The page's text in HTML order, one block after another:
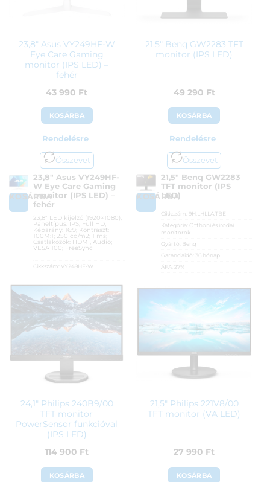
23,8″ Asus VY249HF-W
Eye Care Gaming
monitor (IPS LED) –
fehér
43 990 Ft
KOSÁRBA
Rendelésre
Összevet
KOSÁRBA
23,8″ Asus VY249HF-
W Eye Care Gaming
monitor (IPS LED) –
fehér
23,8″ LED kijelző (1920×1080);
Paneltípus: IPS; Full HD;
Képarány: 16:9; Kontraszt:
100M:1; 250 cd/m2; 1 ms;
Csatlakozók: HDMI, Audio;
VESA 100; FreeSync
Cikkszám:VY249HF-W
monitorok
Gyártó:Asus
Garanciaidő:
36 hónap
27%
Azonosító:
48902
21,5″ Benq GW2283 TFT
monitor (IPS LED)
49 290 Ft
KOSÁRBA
Rendelésre
Összevet
KOSÁRBA
21,5″ Benq GW2283
TFT monitor (IPS
LED)
Cikkszám: 9H.LHLLA.TBE
Kategória: Otthoni és irodai
monitorok
Gyártó: Benq
Garanciaidő:
36 hónap
ÁFA:
27%
24,1″ Philips 240B9/00
TFT monitor
PowerSensor funkcióval
(IPS LED)
114 900 Ft
KOSÁRBA
21,5″ Philips 221V8/00
TFT monitor (VA LED)
27 990 Ft
KOSÁRBA